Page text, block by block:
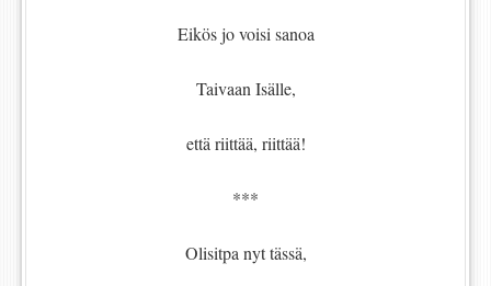
Eikös jo voisi sanoa
Taivaan Isälle,
että riittää, riittää!
***
Olisitpa nyt tässä,